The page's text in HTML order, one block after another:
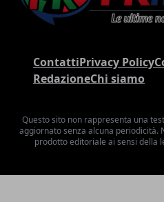
ContattiPrivacy Policy
RedazioneChi siamo
Questo sito non rappresenta una
aggiornato senza alcuna periodicità.
prodotto editoriale ai sensi della